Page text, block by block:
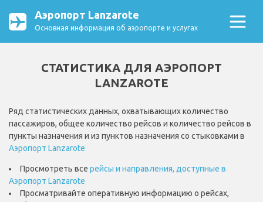
Аэропорт Lanzarote
Основная информация об аэропорте и услугах
СТАТИСТИКА ДЛЯ АЭРОПОРТ
LANZAROTE
Ряд статистических данных, охватывающих количество
пассажиров, общее количество рейсов и количество рейсов в
пункты назначения и из пунктов назначения со стыковками в
Аэропорт Lanzarote
Просмотреть все рейсы и направления, доступные в
Аэропорт Lanzarote
Просматривайте оперативную информацию о рейсах,